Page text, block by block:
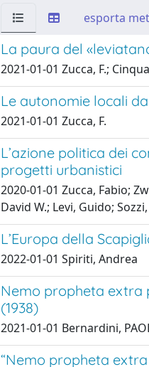
esporta
La paura del
2021-01-01 Zucca, F.;
Le autonomie locali
2021-01-01 Zucca, F.
L’azione politica dei
progetti urbanistici
2020-01-01 Zucca, Fabio;
David W.; Levi, Guido;
L’Europa della
2022-01-01 Spiriti, Andrea
Nemo propheta extra
(1938)
2021-01-01 Bernardini,
“Nemo propheta extra